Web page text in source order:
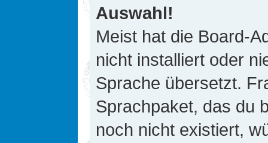
Auswahl!
Meist hat die Board-
nicht installiert oder
Sprache übersetzt.
Sprachpaket, das du
noch nicht existiert,